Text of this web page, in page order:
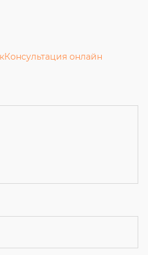
Консультация онлайн